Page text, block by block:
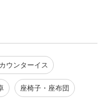
ウンターイス
座椅子・座布団